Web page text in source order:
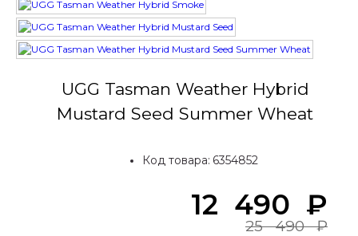
UGG Tasman Weather Hybrid
Mustard Seed Summer Wheat
Код товара: 6354852
12 490 ₽
25 490₽